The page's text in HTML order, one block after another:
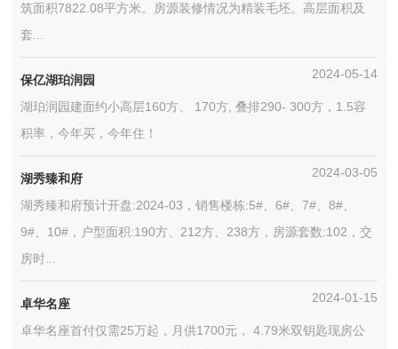
筑面积7822.08平方米。房源装修情况为精装毛坯。高层面积及
套...
保亿湖珀润园 2024-05-14
湖珀润园建面约小高层160方、 170方, 叠排290- 300方，1.5容
积率，今年买，今年住！
湖秀臻和府 2024-03-05
湖秀臻和府预计开盘:2024-03，销售楼栋:5#、6#、7#、8#、
9#、10#，户型面积:190方、212方、238方，房源套数:102，交
房时...
卓华名座 2024-01-15
卓华名座首付仅需25万起，月供1700元， 4.79米双钥匙现房公